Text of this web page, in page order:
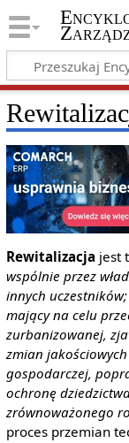
Rewitalizacja jest
wspólnie przez
innych
mający na celu
zurbanizowanej,
zmian
gospodarczej,
ochronę
zrównoważonego
proces przemian